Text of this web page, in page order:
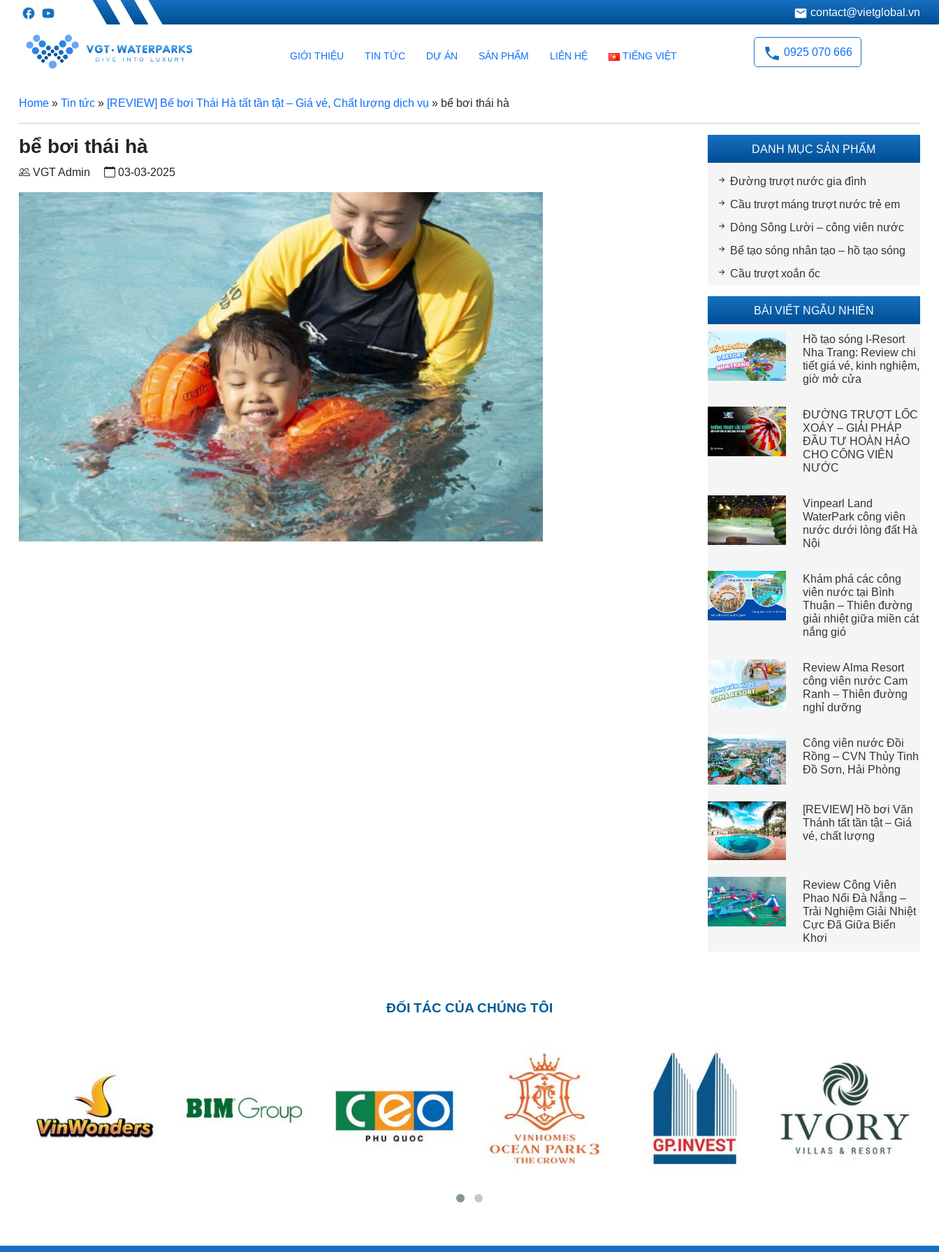
contact@vietglobal.vn
GIỚI THIỆU TIN TỨC DỰ ÁN SẢN PHẨM LIÊN HỆ TIẾNG VIỆT 0925 070 666
Home» Tin tức» [REVIEW] Bể bơi Thái Hà tất tần tật – Giá vé, Chất lượng dịch vụ » bể bơi thái hà
bể bơi thái hà
VGT Admin 03-03-2025
DANH MỤC SẢN PHẨM
Đường trượt nước gia đình
Cầu trượt máng trượt nước trẻ em
Dòng Sông Lười – công viên nước
Bể tạo sóng nhân tạo – hồ tạo sóng
Cầu trượt xoắn ốc
BÀI VIẾT NGẪU NHIÊN
Hồ tạo sóng I-Resort
Nha Trang: Review chi
tiết giá vé, kinh nghiệm,
giờ mở cửa
ĐƯỜNG TRƯỢT LỐC
XOÁY – GIẢI PHÁP
ĐẦU TƯ HOÀN HẢO
CHO CÔNG VIÊN
NƯỚC
Vinpearl Land
WaterPark công viên
nước dưới lòng đất Hà
Nội
Khám phá các công
viên nước tại Bình
Thuận – Thiên đường
giải nhiệt giữa miền cát
nắng gió
Review Alma Resort
công viên nước Cam
Ranh – Thiên đường
nghỉ dưỡng
Công viên nước Đồi
Rồng – CVN Thủy Tinh
Đồ Sơn, Hải Phòng
[REVIEW] Hồ bơi Văn
Thánh tất tần tật – Giá
vé, chất lượng
Review Công Viên
Phao Nổi Đà Nẵng –
Trải Nghiệm Giải Nhiệt
Cực Đã Giữa Biển
Khơi
ĐỐI TÁC CỦA CHÚNG TÔI